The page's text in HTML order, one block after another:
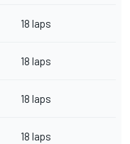
18 laps
18 laps
18 laps
18 laps